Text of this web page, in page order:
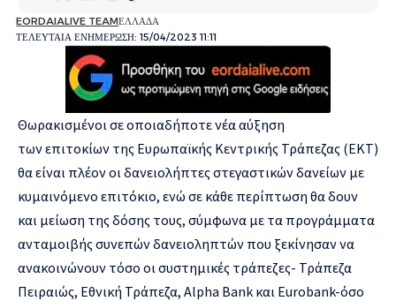
ΤΕΛΕΥΤΑΙΑ ΕΝΗΜΕΡΩΣΗ: 15/04/2023 11:11
EORDAIALIVE TEAMΕΛΛΑΔΑ
Θωρακισμένοι σε οποιαδήποτε νέα αύξηση
των επιτοκίων της Ευρωπαϊκής Κεντρικής Τράπεζας (ΕΚΤ)
θα είναι πλέον οι δανειολήπτες στεγαστικών δανείων με
κυμαινόμενο επιτόκιο, ενώ σε κάθε περίπτωση θα δουν
και μείωση της δόσης τους, σύμφωνα με τα προγράμματα
ανταμοιβής συνεπών δανειοληπτών που ξεκίνησαν να
ανακοινώνουν τόσο οι συστημικές τράπεζες- Τράπεζα
Πειραιώς, Εθνική Τράπεζα, Alpha Bank και Eurobank-όσο